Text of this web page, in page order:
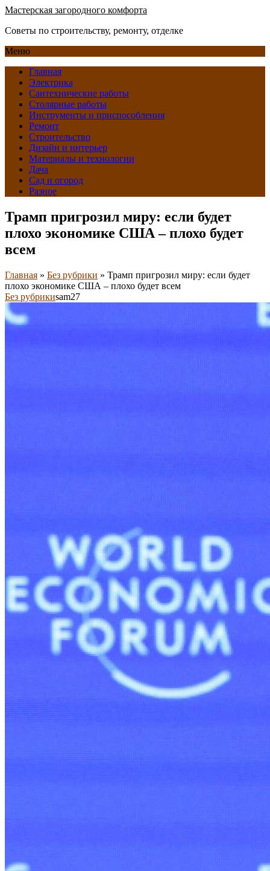
Мастерская загородного комфорта
Советы по строительству, ремонту, отделке
Меню
Главная
Электрика
Сантехнические работы
Столярные работы
Инструменты и приспособления
Ремонт
Строительство
Дизайн и интерьер
Материалы и технологии
Дача
Сад и огород
Разное
Трамп пригрозил миру: если будет
плохо экономике США – плохо будет
всем
Главная » Без рубрики » Трамп пригрозил миру: если будет
плохо экономике США – плохо будет всем
Без рубрикиsam27